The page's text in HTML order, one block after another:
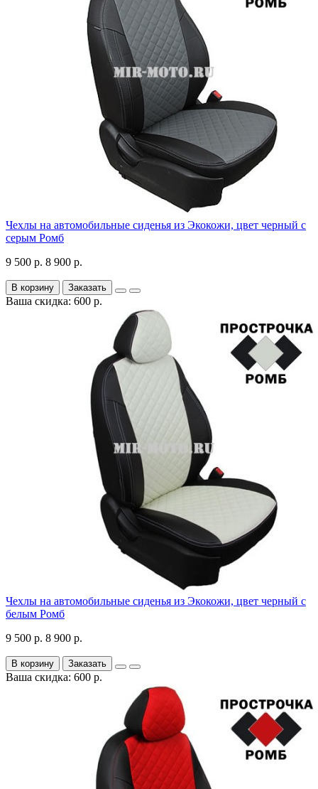
Чехлы на автомобильные сиденья из Экокожи, цвет черный с
серым Ромб
9 500 р. 8 900 р.
В корзину Заказать
Ваша скидка: 600 р.
Чехлы на автомобильные сиденья из Экокожи, цвет черный с
белым Ромб
9 500 р. 8 900 р.
В корзину Заказать
Ваша скидка: 600 р.